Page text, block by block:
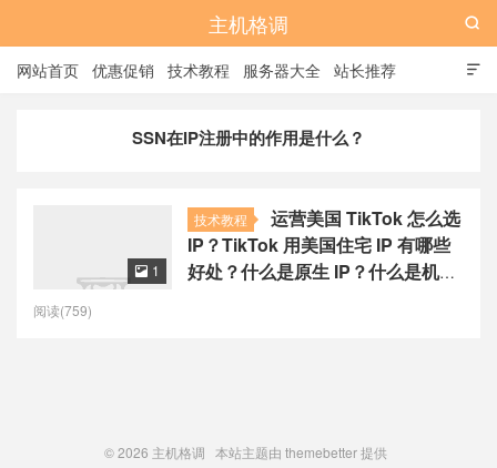
主机格调

网站首页 优惠促销 技术教程 服务器大全 站长推荐

SSN在IP注册中的作用是什么？
技术教程
运营美国 TikTok 怎么选
IP？TikTok 用美国住宅 IP 有哪些
好处？什么是原生 IP？什么是机房
 1
阅读(759)
© 2026 主机格调 本站主题由 themebetter提供